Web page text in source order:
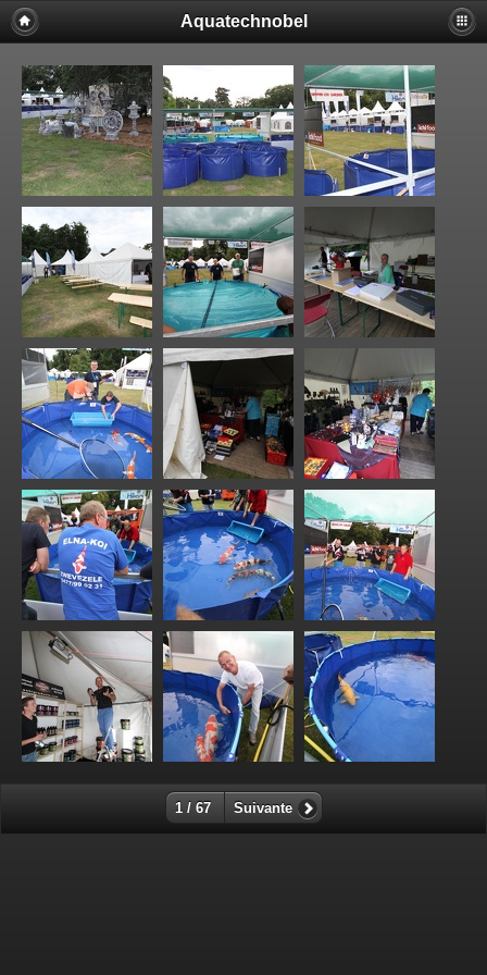
Aquatechnobel
1 / 67 Suivante